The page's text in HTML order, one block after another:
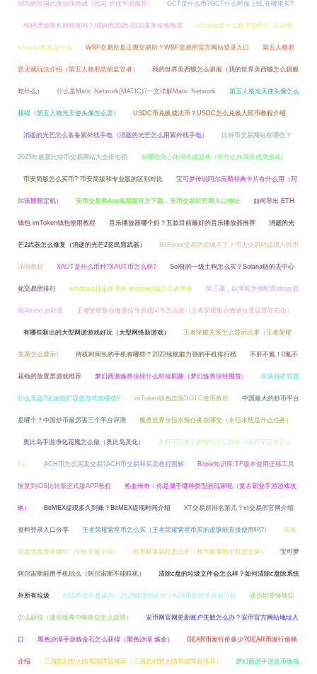
98%的民国武侠动作游戏（民国 武侠手游推荐） GCT是什么币?GCT什么时候上线,在哪里买?
ADA币值得长期持有吗？ADA币2025-2030未来价格预测 o3swap是什么数字货币?一文读懂
o3swap究竟是什么 WBF交易所是正规交易所？WBF交易所官方网站登录入口 第五人格邪
恶天赋玩法介绍（第五人格邪恶的监管者） 我的世界美西螈怎么驯服（我的世界美西螈怎么驯服
吃什么） 什么是Matic Network(MATIC)?一文详解Matic Network 第五人格光天使头像怎么
获得（第五人格光天使头像怎么弄） USDC币兑换成法币？USDC怎么兑换人民币教程介绍
消逝的光芒怎么装备紫外线手电（消逝的光芒怎么用紫外线手电） 比特币交易网站有哪些？
2025年最新比特币交易网站大全排名榜 有哪些良心休闲养成游戏（有什么休闲养成类游戏）
币安简版怎么买币? 币安简版和专业版的区别对比 宝可梦传说阿尔宙斯特典卡片有什么用（阿
尔宙斯限定机） 安币交易所App最新版官方下载，安币交易所官网入口地址 如何导出 ETH
钱包 imToken钱包使用教程 音乐播放器哪个好？五款目前最好的音乐播放器推荐 消逝的光
芒2武器怎么修复（消逝的光芒2贫民窟武器） BitForex交易所提现不了？币夫交易所提现人民币
详细教程 XAUT是什么币种?XAUT币怎么样? Sol链的一级土狗怎么买？Solana链的去中心
化交易所排行 windows11桌面字体 windows11怎么改字体 第三课，以博客为例配置strapi后
端与next.js对接 王者荣耀集合撤退信号变成问号怎么改（王者荣耀集合撤退位置设置在右边）
有哪些新出的大型网游游戏好玩（大型网络新游戏） 王者荣耀关系怎么显示出来（王者荣耀
关系怎么显示） 待机时间长的手机有哪些？2022续航能力强的手机排行榜 不肝不氪！0氪不
花钱的放置类游戏推荐 梦幻西游炼兽珍经什么时候刷新（梦幻炼兽珍经囤货） 区块链扩容是
什么意思?区块链扩容的方式有哪些? imToken钱包连接DOTC使用教程 中国最大的炒币平台
是哪个？中国炒币最厉害三个平台评测 魔兽世界永恒水瓶任务在哪交（永恒水瓶是什么任务）
奥比岛手游净化花魇怎么做（奥比岛灵化） 冰原守卫者中的钢镐怎么制作（冰原守卫者怎么
玩） ACH币怎么买卖交易?ACH币交易和买卖教程图解 Bitpie知识库:TF版本使用迁移工具
恢复到iOS比特派正式版APP教程 热血传奇：你是属于哪种类型的玩家呢（复古霸业手游游戏攻
略） BitMEX提现多久到账？BitMEX提现时间介绍 XT交易所排名第几？xt交易所官网介绍
资料登录入口分享 王者荣耀紫星币怎么买（王者荣耀紫星币买的皮肤能直接使用吗?） 仙侠
游戏无敌版有哪些（仙侠无敌小说） 和平精英花灯怎么开（和平精英那个灯怎么弄） 宝可梦
阿尔宙斯能用手机玩么（阿尔宙斯不能联机） 清除c盘的垃圾文件会怎么样？如何清除c盘除系统
外所有垃圾 ASS币是不是骗局，2025能涨到多少？ASS币的投资价值分析 迷你世界铸铁锭
怎么获得（迷你世界中铸铁锭怎么获得） 安币网官网更新账户失败怎么办？安币官方网站地址入
口 黑色沙漠手游炼金石怎么获得（黑色沙漠 炼金） GEAR币发行价多少?GEAR币发行价格
介绍 三国志幻想大陆蜀国阵容推荐（三国志幻想大陆蜀国阵容推荐） 梦幻西游手游金币换银